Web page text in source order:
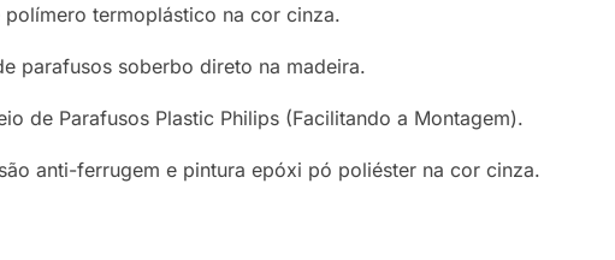
termoplástico na cor cinza.
parafusos soberbo direto na madeira.
de Parafusos Plastic Philips (Facilitando a Montagem).
anti-ferrugem e pintura epóxi pó poliéster na cor cinza.